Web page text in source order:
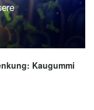
Kaugummi